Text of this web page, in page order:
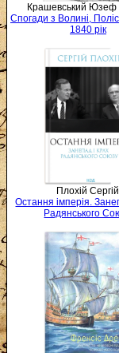
Крашевський Юзеф
Спогади з Волині,
1840 рік
Плохій Сергій
Остання імперія.
Радянського